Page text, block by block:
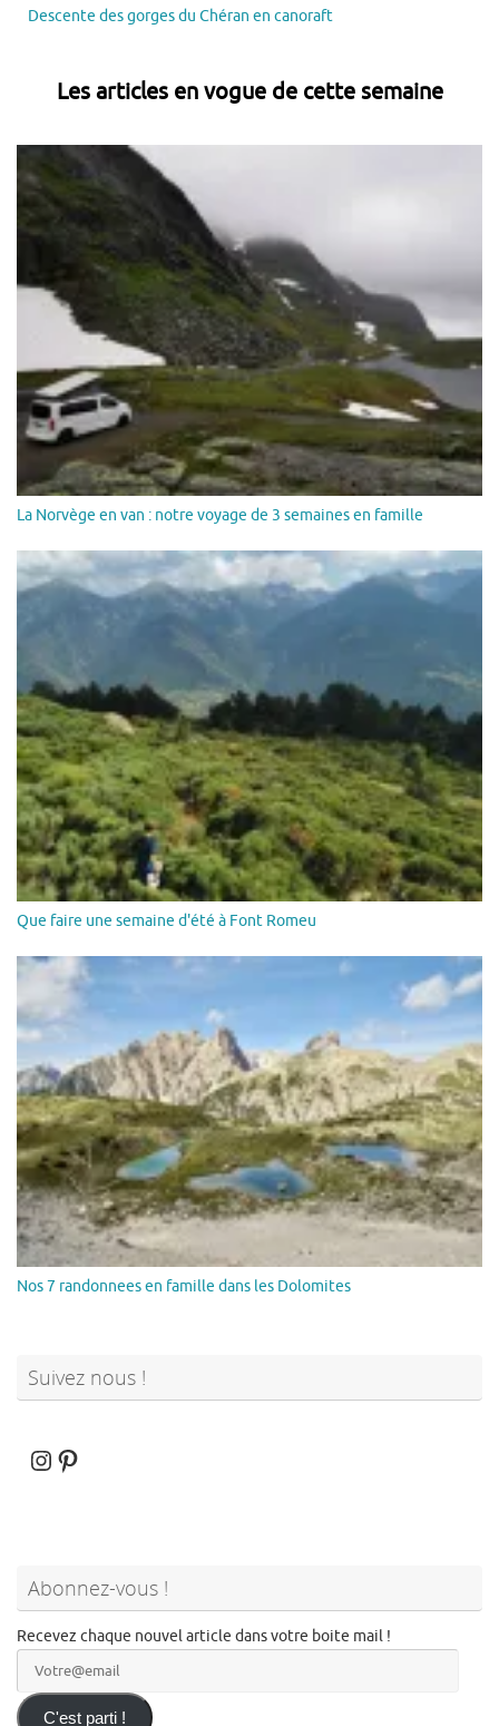
Descente des gorges du Chéran en canoraft
Les articles en vogue de cette semaine
La Norvège en van : notre voyage de 3 semaines en famille
Que faire une semaine d'été à Font Romeu
Nos 7 randonnees en famille dans les Dolomites
Suivez nous !
Instagram
Pinterest
Abonnez-vous !
Recevez chaque nouvel article dans votre boite mail !
C'est parti !